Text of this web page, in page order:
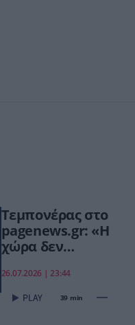
Τεμπονέρας στο
pagenews.gr: «Η
χώρα δεν
χαμένη
επταετία»–Τι
26.07.2026 | 23:44
39 min